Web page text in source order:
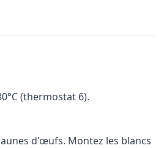
(thermostat 6).
d'œufs. Montez les blancs